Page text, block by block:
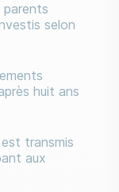
parents
selon
huit ans
transmis
aux